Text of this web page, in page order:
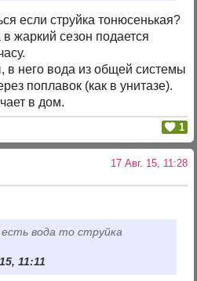
если струйка тонюсенькая?
жаркий сезон подается
в него вода из общей системы
поплавок (как в унитазе).
в дом.
1
17 Авг. 15, 11:28
вода то струйка
11:11